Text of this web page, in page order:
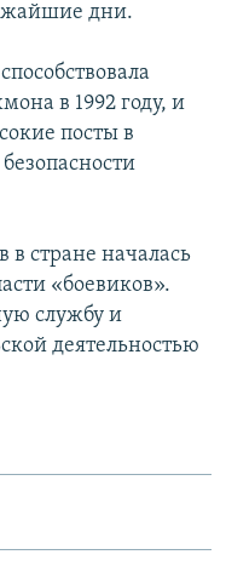
дни.
в 1992 году, и
посты в
в стране началась
«боевиков».
службу и
деятельностью